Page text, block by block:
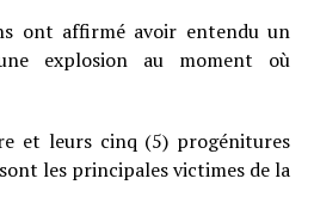
ont affirmé avoir entendu un
explosion au moment où
et leurs cinq (5) progénitures
les principales victimes de la